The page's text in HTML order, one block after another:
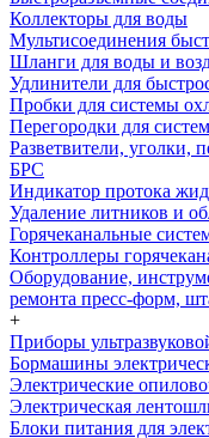
Коллекторы для воды
Мультисоединения
Шланги для воды и
Удлинители для
Пробки для системы
Перегородки для
Разветвители, уголки,
БРС
Индикатор протока
Удаление литников и
Горячеканальные
Контроллеры
Оборудование,
ремонта пресс-форм,
+
Приборы
Бормашины
Электрические
Электрическая
Блоки питания для